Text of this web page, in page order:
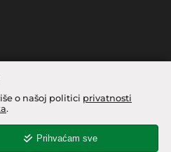
o našoj politici privatnosti
.
Prihvaćam sve
svi navedeni podaci i slike
i podložne su
cijena u našim
moguća je manja